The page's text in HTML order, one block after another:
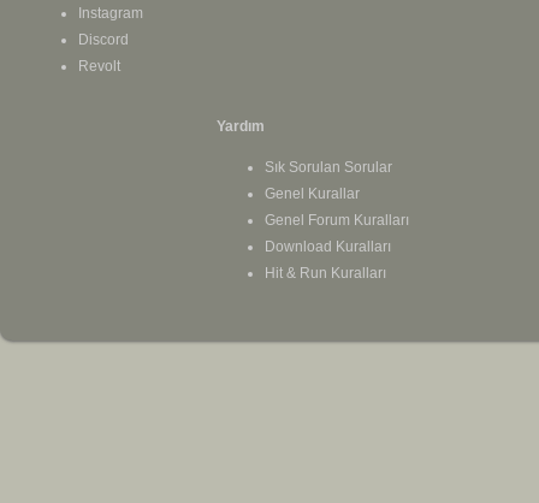
Instagram
Discord
Revolt
Yardım
Sık Sorulan Sorular
Genel Kurallar
Genel Forum Kuralları
Download Kuralları
Hit & Run Kuralları